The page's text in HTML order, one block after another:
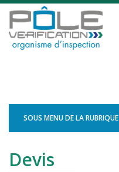
SOUS MENU DE LA RUBRIQUE
Devis